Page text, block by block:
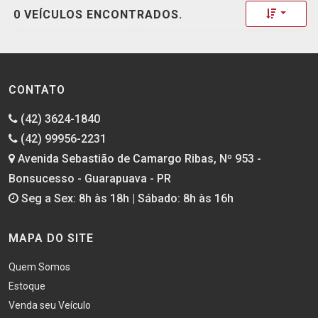
0 VEÍCULOS ENCONTRADOS. Toggle
CONTATO
(42) 3624-1840
(42) 99956-2231
Avenida Sebastião de Camargo Ribas, Nº 953 -
Bonsucesso - Guarapuava - PR
Seg a Sex: 8h às 18h | Sábado: 8h às 16h
MAPA DO SITE
Quem Somos
Estoque
Venda seu Veículo